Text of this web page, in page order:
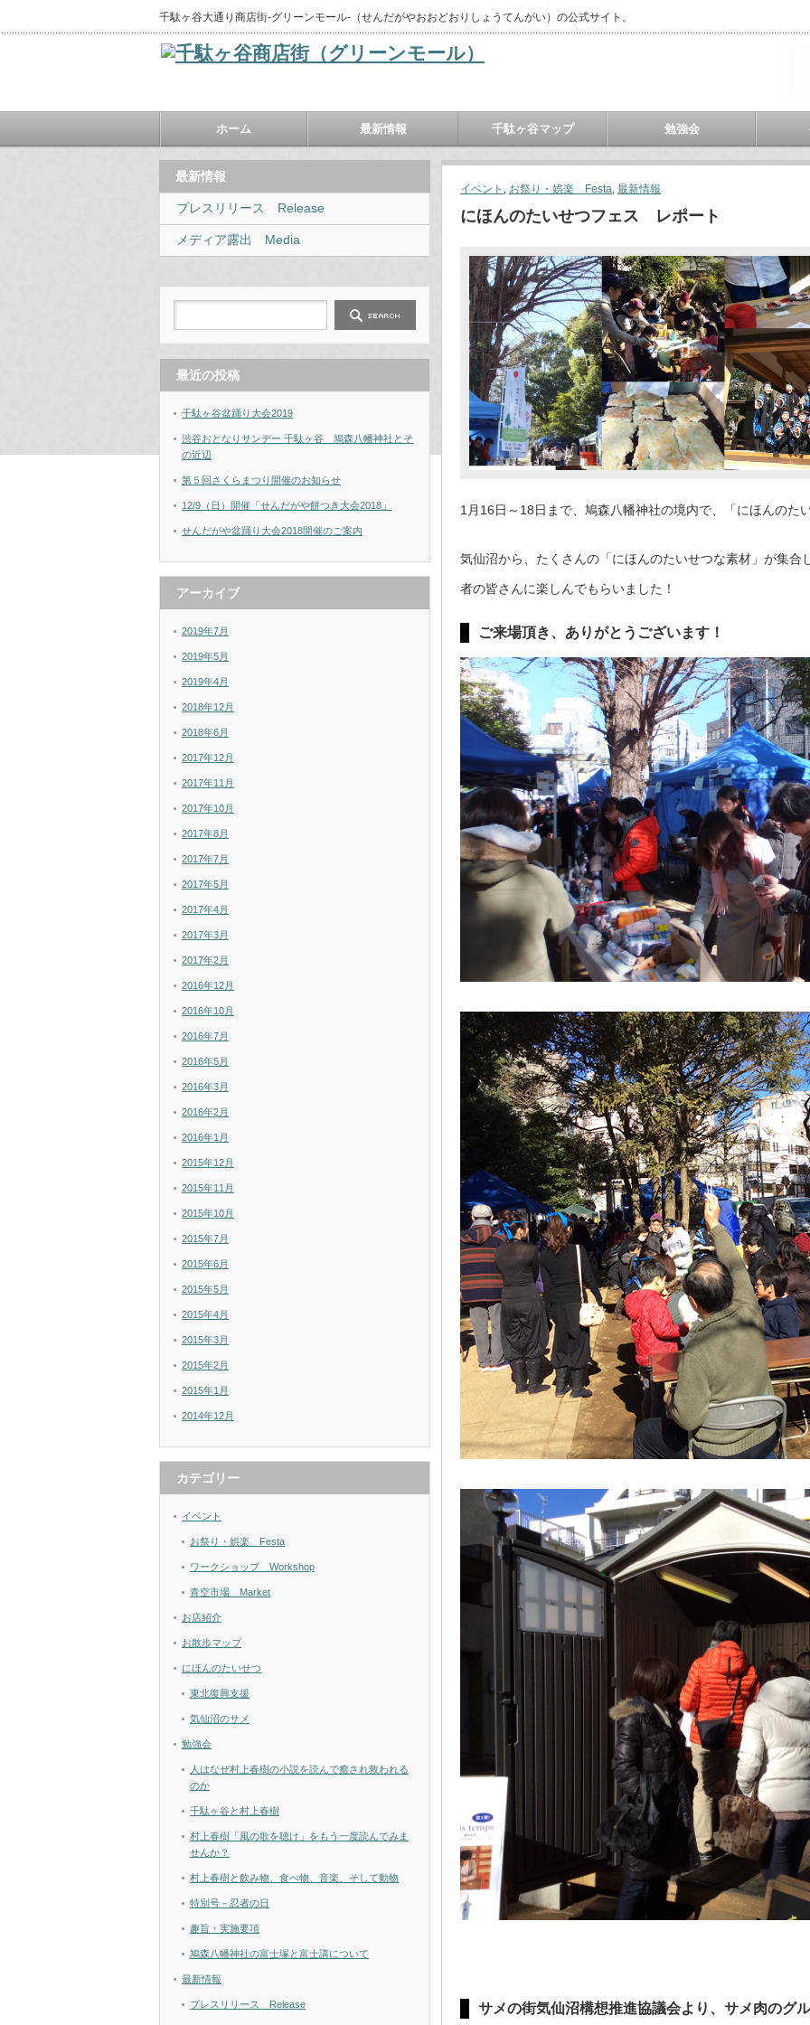
千駄ヶ谷大通り商店街‐グリーンモール‐（せんだがやおおどおりしょうてんがい）の公式サイト。
ホーム 最新情報 千駄ヶ谷マップ 勉強会
最新情報
プレスリリース Release
メディア露出 Media
イベント , お祭り・娯楽 Festa, 最新情報
にほんのたいせつフェス レポート
1月16日～18日まで、鳩森八幡神社の境内で、「にほんのた
気仙沼から、たくさんの「にほんのたいせつな素材」が集合
者の皆さんに楽しんでもらいました！
ご来場頂き、ありがとうございます！
サメの街気仙沼構想推進協議会より、サメ肉のグ
最近の投稿
千駄ヶ谷盆踊り大会2019
渋谷おとなりサンデー 千駄ヶ谷 鳩森八幡神社とそ
の近辺
第５回さくらまつり開催のお知らせ
12/9（日）開催「せんだがや餅つき大会2018」
せんだがや盆踊り大会2018開催のご案内
アーカイブ
2019年7月
2019年5月
2019年4月
2018年12月
2018年6月
2017年12月
2017年11月
2017年10月
2017年8月
2017年7月
2017年5月
2017年4月
2017年3月
2017年2月
2016年12月
2016年10月
2016年7月
2016年5月
2016年3月
2016年2月
2016年1月
2015年12月
2015年11月
2015年10月
2015年7月
2015年6月
2015年5月
2015年4月
2015年3月
2015年2月
2015年1月
2014年12月
カテゴリー
イベント
お祭り・娯楽 Festa
ワークショップ Workshop
青空市場 Market
お店紹介
お散歩マップ
にほんのたいせつ
東北復興支援
気仙沼のサメ
勉強会
人はなぜ村上春樹の小説を読んで癒され救われる
のか
千駄ヶ谷と村上春樹
村上春樹「風の歌を聴け」をもう一度読んでみま
せんか？
村上春樹と飲み物、食べ物、音楽、そして動物
特別号－忍者の日
趣旨・実施要項
鳩森八幡神社の富士塚と富士講について
最新情報
プレスリリース Release